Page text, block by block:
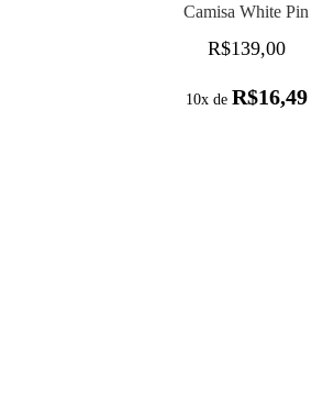
Camisa White Pin
R$139,00
10x de R$16,49